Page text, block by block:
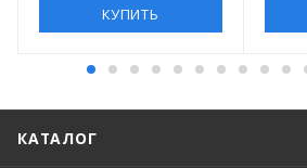
КУПИТЬ
КАТАЛОГ